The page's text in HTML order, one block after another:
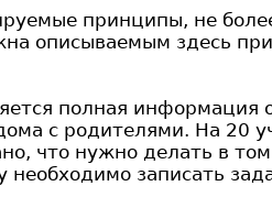
принципы, не
описываемым здесь
полная информация
с родителями. На 20
что нужно делать в
записать